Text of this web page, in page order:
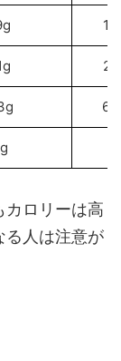
カロリーは高
る人は注意が